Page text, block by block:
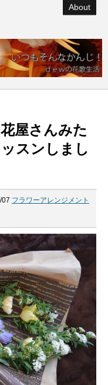
About
屋さんみた
スンしまし
07 フラワーアレンジメント